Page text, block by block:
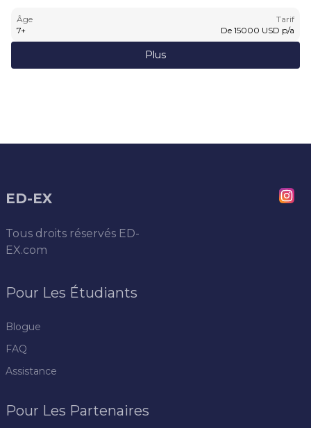
Âge
7+
Tarif
De 15000 USD p/a
Plus
ED-EX
Tous droits réservés ED-
EX.com
Pour Les Étudiants
Blogue
FAQ
Assistance
Pour Les Partenaires